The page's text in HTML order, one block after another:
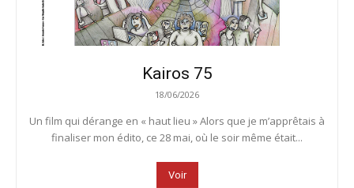
Kairos 75
18/06/2026
Un film qui dérange en « haut lieu » Alors que je m’apprêtais à
finaliser mon édito, ce 28 mai, où le soir même était...
Voir